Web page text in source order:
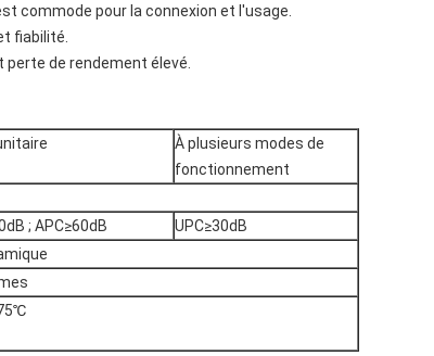
commode pour la connexion et l'usage.
fiabilité.
perte de rendement élevé.
À plusieurs modes de
fonctionnement
; APC≥60dB
UPC≥30dB